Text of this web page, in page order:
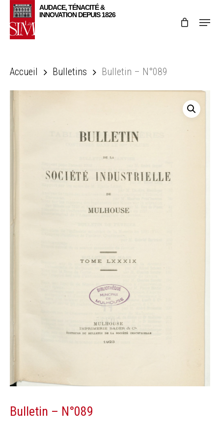
Skip
main
Menu
Accueil Bulletins Bulletin – N°089
Bulletin – N°089